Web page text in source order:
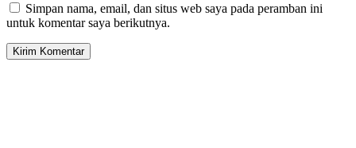
Simpan nama, email, dan situs web saya pada peramban ini
untuk komentar saya berikutnya.